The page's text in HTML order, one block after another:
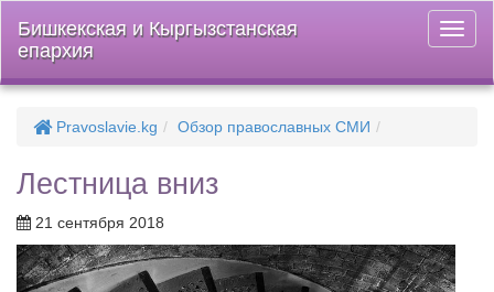
меню
Бишкекская и Кыргызстанская
епархия
Pravoslavie.kg Обзор православных СМИ
Лестница вниз
21 сентября 2018